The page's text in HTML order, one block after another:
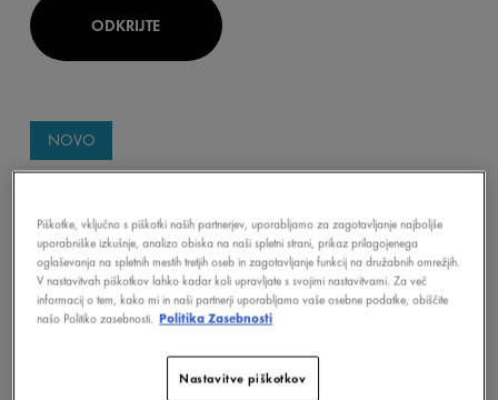
ODKRIJTE
NOVO
Piškotke, vključno s piškotki naših partnerjev, uporabljamo za zagotavljanje najboljše
uporabniške izkušnje, analizo obiska na naši spletni strani, prikaz prilagojenega
oglaševanja na spletnih mestih tretjih oseb in zagotavljanje funkcij na družabnih omrežjih.
V nastavitvah piškotkov lahko kadar koli upravljate s svojimi nastavitvami. Za več
informacij o tem, kako mi in naši partnerji uporabljamo vaše osebne podatke, obiščite
našo Politiko zasebnosti. Politika Zasebnosti
Nastavitve piškotkov